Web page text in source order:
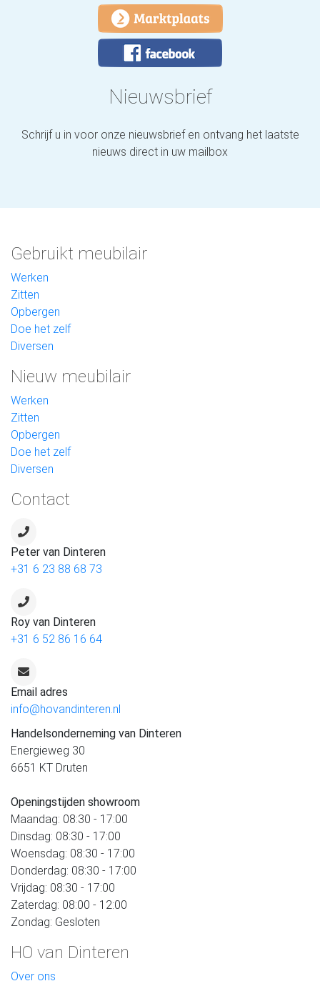
Nieuwsbrief
Schrijf u in voor onze nieuwsbrief en ontvang het laatste
nieuws direct in uw mailbox
Gebruikt meubilair
Werken
Zitten
Opbergen
Doe het zelf
Diversen
Nieuw meubilair
Werken
Zitten
Opbergen
Doe het zelf
Diversen
Contact
Peter van Dinteren
+31 6 23 88 68 73
Roy van Dinteren
+31 6 52 86 16 64
Email adres
info@hovandinteren.nl
Handelsonderneming van Dinteren
Energieweg 30
6651 KT Druten
Openingstijden showroom
Maandag: 08:30 - 17:00
Dinsdag: 08:30 - 17:00
Woensdag: 08:30 - 17:00
Donderdag: 08:30 - 17:00
Vrijdag: 08:30 - 17:00
Zaterdag: 08:00 - 12:00
Zondag: Gesloten
HO van Dinteren
Over ons